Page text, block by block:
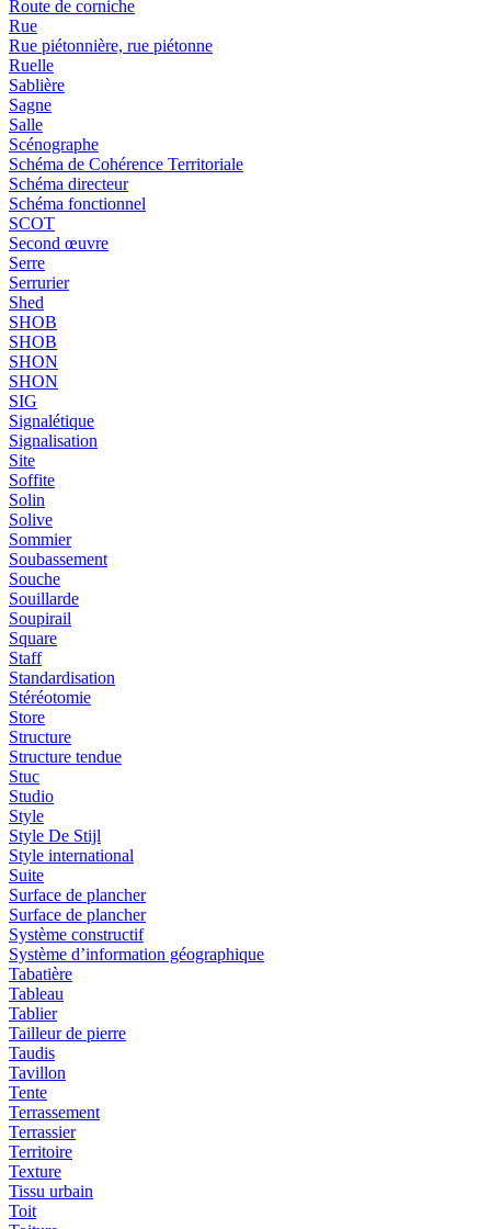
Route de corniche
Rue
Rue piétonnière, rue piétonne
Ruelle
Sablière
Sagne
Salle
Scénographe
Schéma de Cohérence Territoriale
Schéma directeur
Schéma fonctionnel
SCOT
Second œuvre
Serre
Serrurier
Shed
SHOB
SHOB
SHON
SHON
SIG
Signalétique
Signalisation
Site
Soffite
Solin
Solive
Sommier
Soubassement
Souche
Souillarde
Soupirail
Square
Staff
Standardisation
Stéréotomie
Store
Structure
Structure tendue
Stuc
Studio
Style
Style De Stijl
Style international
Suite
Surface de plancher
Surface de plancher
Système constructif
Système d’information géographique
Tabatière
Tableau
Tablier
Tailleur de pierre
Taudis
Tavillon
Tente
Terrassement
Terrassier
Territoire
Texture
Tissu urbain
Toit